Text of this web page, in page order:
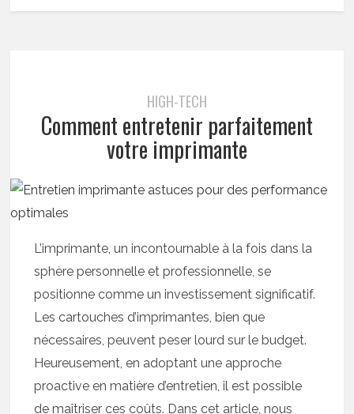
HIGH-TECH
Comment entretenir parfaitement
votre imprimante
L’imprimante, un incontournable à la fois dans la
sphère personnelle et professionnelle, se
positionne comme un investissement significatif.
Les cartouches d’imprimantes, bien que
nécessaires, peuvent peser lourd sur le budget.
Heureusement, en adoptant une approche
proactive en matière d’entretien, il est possible
de maîtriser ces coûts. Dans cet article, nous